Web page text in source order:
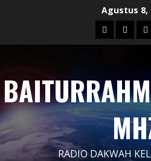
Agustus 8,
Blog Contact
Us
RADIO DAKWAH